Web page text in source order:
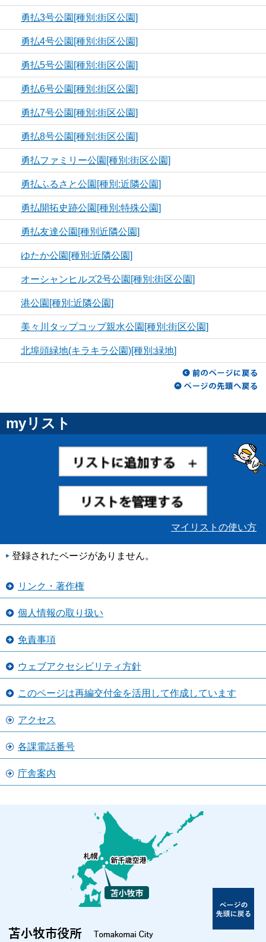
勇払3号公園[種別:街区公園]
勇払4号公園[種別:街区公園]
勇払5号公園[種別:街区公園]
勇払6号公園[種別:街区公園]
勇払7号公園[種別:街区公園]
勇払8号公園[種別:街区公園]
勇払ファミリー公園[種別:街区公園]
勇払ふるさと公園[種別:近隣公園]
勇払開拓史跡公園[種別:特殊公園]
勇払友達公園[種別近隣公園]
ゆたか公園[種別:近隣公園]
オーシャンヒルズ2号公園[種別:街区公園]
港公園[種別:近隣公園]
美々川タップコップ親水公園[種別:街区公園]
北埠頭緑地(キラキラ公園)[種別:緑地]
myリスト
マイリストの使い方
登録されたページがありません。
リンク・著作権
個人情報の取り扱い
免責事項
ウェブアクセシビリティ方針
このページは再編交付金を活用して作成しています
アクセス
各課電話番号
庁舎案内